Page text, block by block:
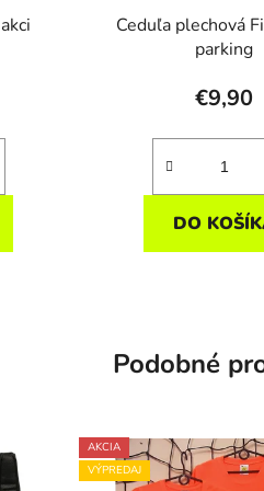
Ceduľa plechová
parking
€9,90
DO
Podobné
AKCIA
VÝPREDAJ